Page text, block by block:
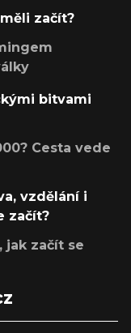
začít?
bitvami
Cesta vede
vzdělání i
začít?
jak začít se